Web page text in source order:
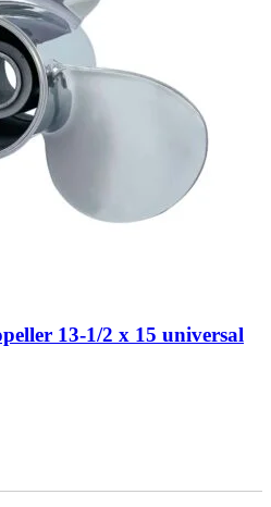
13-1/2 x 15 universal